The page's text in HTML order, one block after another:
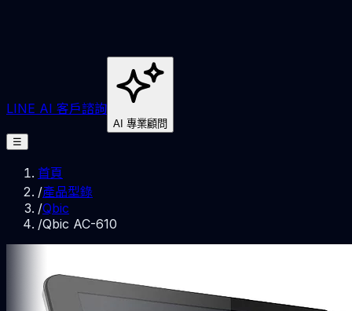
LINE AI 客戶諮詢
AI 專業顧問
☰
首頁
/產品型錄
/Qbic
/Qbic AC-610